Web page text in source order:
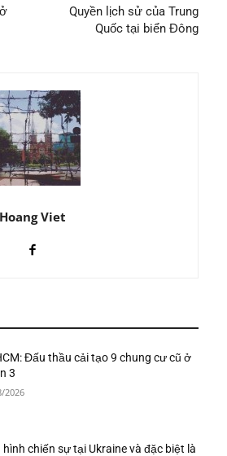
Quyền lịch sử của Trung
Quốc tại biển Đông
Hoang Viet
Đấu thầu cải tạo 9 chung cư cũ ở
3
2026
hình chiến sự tại Ukraine và đặc biệt là